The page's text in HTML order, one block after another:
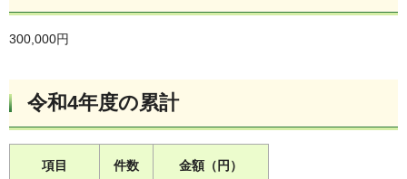
300,000円
令和4年度の累計
項目 件数 金額（円）